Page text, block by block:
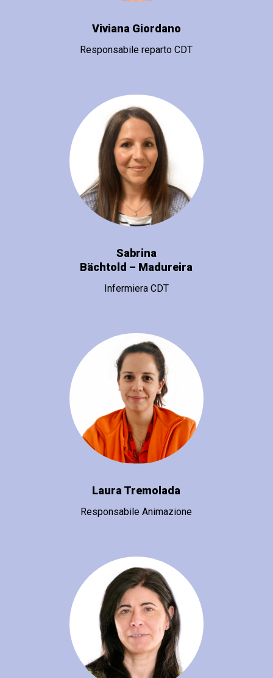
Viviana Giordano
Responsabile reparto CDT
Sabrina
Bächtold – Madureira
Infermiera CDT
Laura Tremolada
Responsabile Animazione